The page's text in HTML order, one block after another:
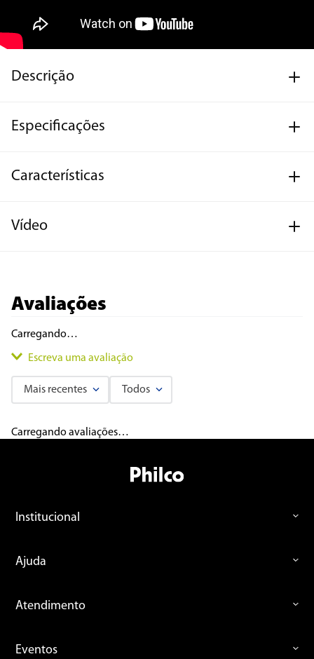
Descrição
Especificações
Características
Vídeo
Avaliações
Carregando…
Escreva uma avaliação
Título
★★ ★
Endereço de email
Mais recentes Todos
Carregando avaliações…
Institucional
Ajuda
Atendimento
Eventos